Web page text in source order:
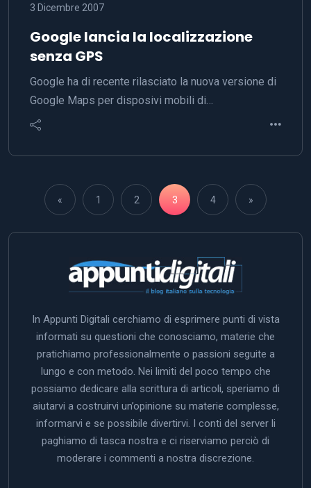
3 Dicembre 2007
Google lancia la localizzazione
senza GPS
Google ha di recente rilasciato la nuova versione di
Google Maps per disposivi mobili di…
« 1 2 3 4 »
In Appunti Digitali cerchiamo di esprimere punti di vista
informati su questioni che conosciamo, materie che
pratichiamo professionalmente o passioni seguite a
lungo e con metodo. Nei limiti del poco tempo che
possiamo dedicare alla scrittura di articoli, speriamo di
aiutarvi a costruirvi un’opinione su materie complesse,
informarvi e se possibile divertirvi. I conti del server li
paghiamo di tasca nostra e ci riserviamo perciò di
moderare i commenti a nostra discrezione.